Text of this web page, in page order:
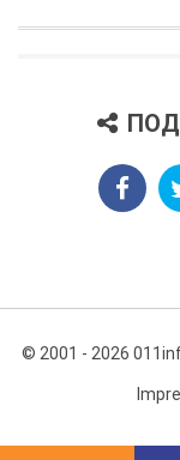
© 2001 - 2026